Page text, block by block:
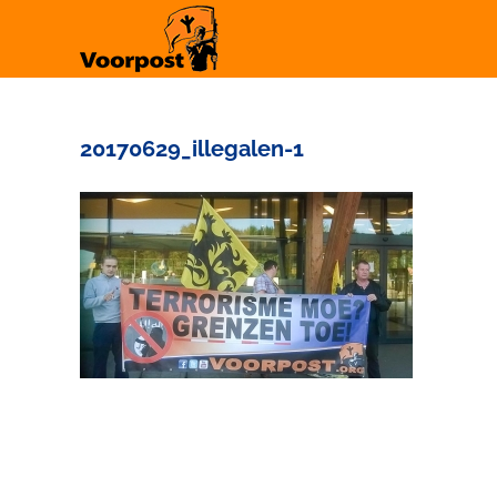
20170629_illegalen-1